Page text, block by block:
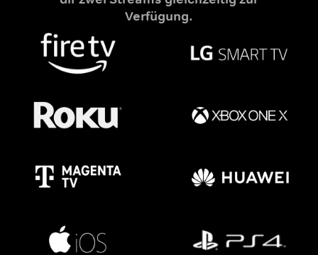
Verfügung.